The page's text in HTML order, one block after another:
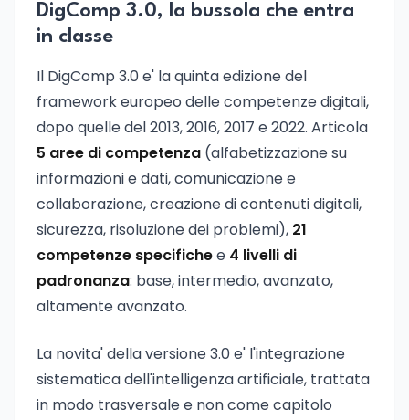
DigComp 3.0, la bussola che entra
in classe
Il DigComp 3.0 e' la quinta edizione del
framework europeo delle competenze digitali,
dopo quelle del 2013, 2016, 2017 e 2022. Articola
5 aree di competenza (alfabetizzazione su
informazioni e dati, comunicazione e
collaborazione, creazione di contenuti digitali,
sicurezza, risoluzione dei problemi), 21
competenze specifichee 4 livelli di
padronanza: base, intermedio, avanzato,
altamente avanzato.
La novita' della versione 3.0 e' l'integrazione
sistematica dell'intelligenza artificiale, trattata
in modo trasversale e non come capitolo